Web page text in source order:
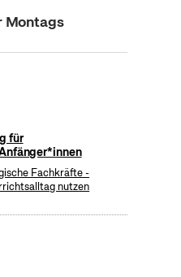
Montags
für
Fachkräfte -
nutzen